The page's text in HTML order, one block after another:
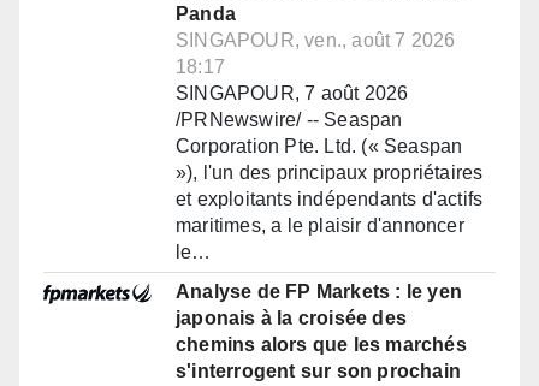
Panda
SINGAPOUR, ven., août 7 2026
18:17
SINGAPOUR, 7 août 2026
/PRNewswire/ -- Seaspan
Corporation Pte. Ltd. (« Seaspan
»), l'un des principaux propriétaires
et exploitants indépendants d'actifs
maritimes, a le plaisir d'annoncer
le…
Analyse de FP Markets : le yen
japonais à la croisée des
chemins alors que les marchés
s'interrogent sur son prochain